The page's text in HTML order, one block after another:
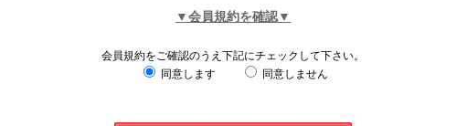
▼会員規約を確認▼
会員規約をご確認のうえ下記にチェックして下さい。
同意します
同意しません